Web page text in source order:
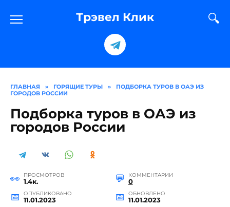
содержанию
Трэвел Клик
ГЛАВНАЯ » ГОРЯЩИЕ ТУРЫ »
ПОДБОРКА ТУРОВ В ОАЭ ИЗ
ГОРОДОВ РОССИИ
Подборка туров в ОАЭ из
городов России
ПРОСМОТРОВ
1.4к.
КОММЕНТАРИИ
0
ОПУБЛИКОВАНО
11.01.2023
ОБНОВЛЕНО
11.01.2023